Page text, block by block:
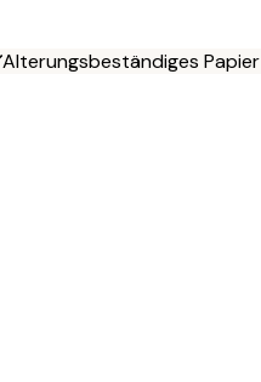
Alterungsbeständiges Papier